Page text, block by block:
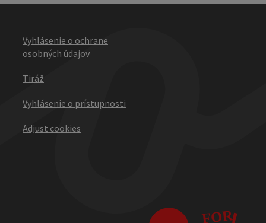
Vyhlásenie o ochrane
osobných údajov
Tiráž
Vyhlásenie o prístupnosti
Adjust cookies